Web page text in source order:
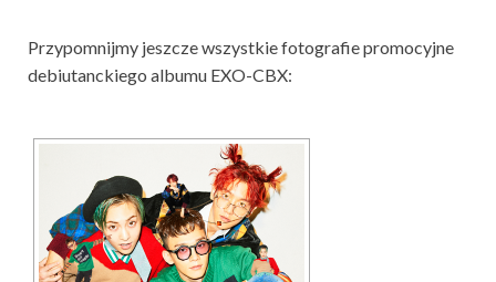
Przypomnijmy jeszcze wszystkie fotografie promocyjne
debiutanckiego albumu EXO-CBX: